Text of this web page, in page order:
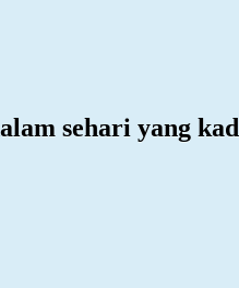
sehari yang